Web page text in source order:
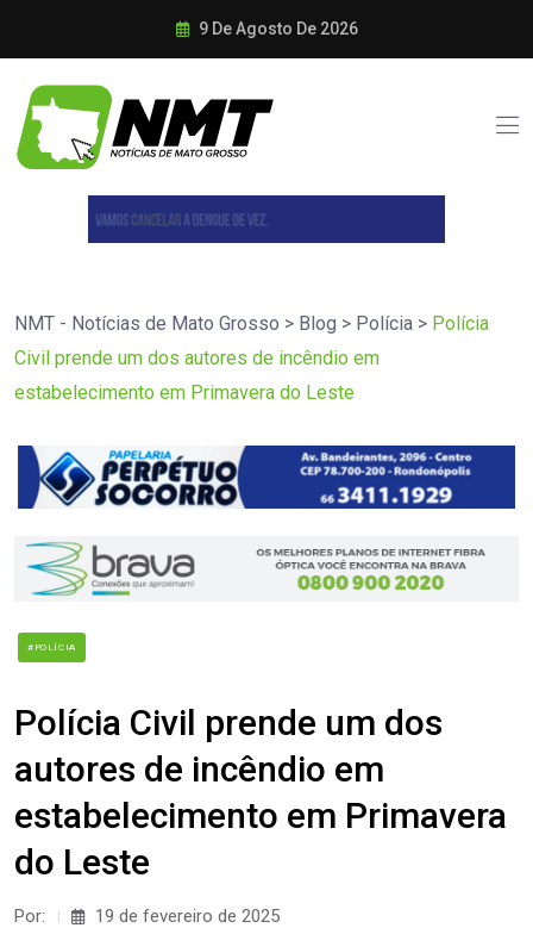
9 De Agosto De 2026
NMT - Notícias de Mato Grosso > Blog > Polícia > Polícia
Civil prende um dos autores de incêndio em
estabelecimento em Primavera do Leste
#POLÍCIA
Polícia Civil prende um dos
autores de incêndio em
estabelecimento em Primavera
do Leste
Por: 19 de fevereiro de 2025